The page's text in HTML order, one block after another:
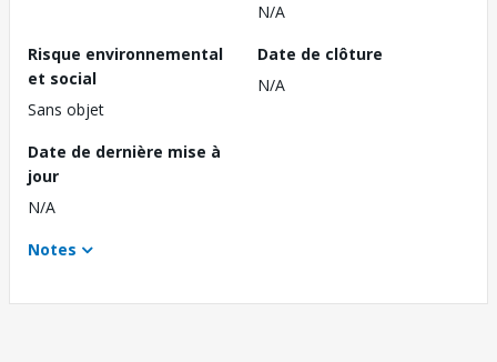
N/A
Risque environnemental
et social
Sans objet
Date de clôture
N/A
Date de dernière mise à
jour
N/A
Notes